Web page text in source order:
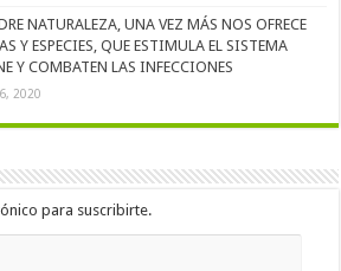
NATURALEZA, UNA VEZ MÁS NOS OFRECE
Y ESPECIES, QUE ESTIMULA EL SISTEMA
Y COMBATEN LAS INFECCIONES
2020
para suscribirte.